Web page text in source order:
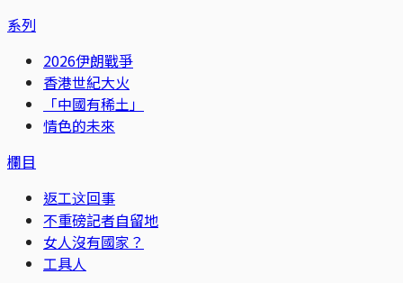
系列
2026伊朗戰爭
香港世紀大火
「中國有稀土」
情色的未來
欄目
返工这回事
不重磅記者自留地
女人沒有國家？
工具人